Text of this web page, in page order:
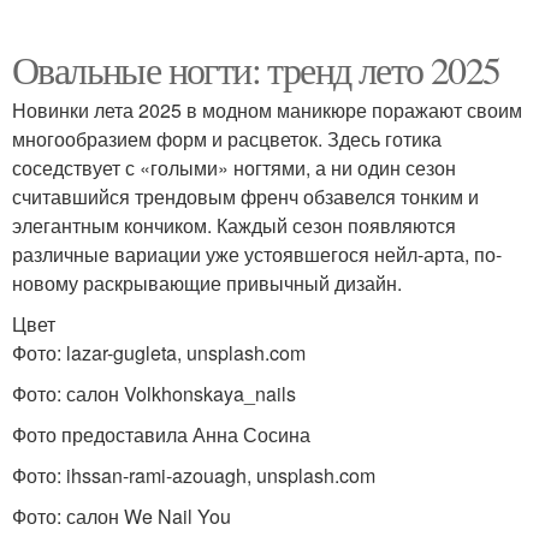
Овальные ногти: тренд лето 2025
Новинки лета 2025 в модном маникюре поражают своим
многообразием форм и расцветок. Здесь готика
соседствует с «голыми» ногтями, а ни один сезон
считавшийся трендовым френч обзавелся тонким и
элегантным кончиком. Каждый сезон появляются
различные вариации уже устоявшегося нейл-арта, по-
новому раскрывающие привычный дизайн.
Цвет
Фото: lazar-gugleta, unsplash.com
Фото: салон Volkhonskaya_nails
Фото предоставила Анна Сосина
Фото: ihssan-rami-azouagh, unsplash.com
Фото: салон We Nail You